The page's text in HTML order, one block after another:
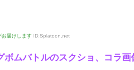
お届けします ID:Splatoon.net
ボムバトルのスクショ、コラ